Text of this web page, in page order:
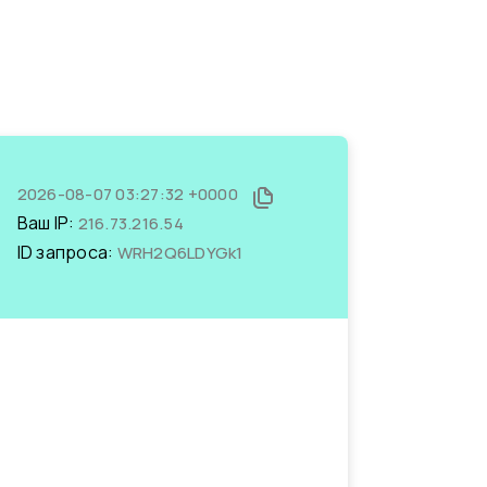
2026-08-07 03:27:32 +0000
Ваш IP: 216.73.216.54
ID запроса: WRH2Q6LDYGk1